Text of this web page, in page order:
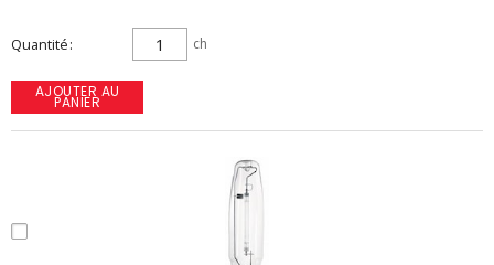
Quantité ch
AJOUTER AU
PANIER